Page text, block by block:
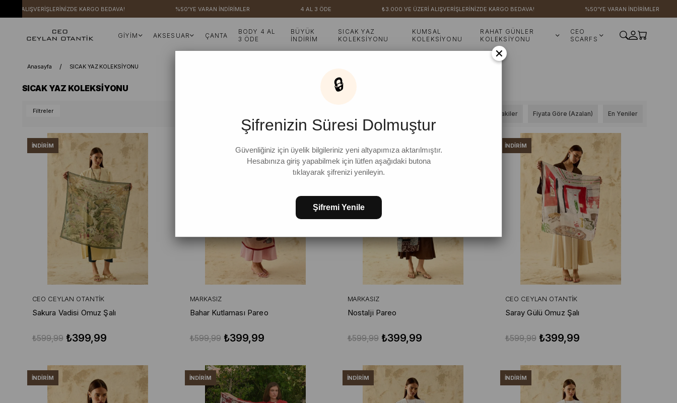
KARGO BEDAVA! %50'YE VARAN İNDİRİMLER 4 AL 3 ÖDE ₺3.000 VE ÜZERİ ALIŞVERİŞLERİNİZDE KARGO BEDAVA! %50'YE VARAN İNDİRİMLER
GİYİM AKSESUAR ÇANTA
BODY 4 AL
3 ÖDE
BÜYÜK
İNDİRİM
SICAK YAZ
KOLEKSİYONU
KUMSAL
KOLEKSİYONU
RAHAT GÜNLER
KOLEKSİYONU
CEO
SCARFS
Anasayfa SICAK YAZ KOLEKSİYONU
SICAK YAZ KOLEKSİYONU
En Yeniler
Fiyata Göre (Azalan)
Stoktakiler
Filtreler
CEO CEYLAN OTANTIK
Sakura Vadisi Omuz Şalı
₺399,99
₺599,99
İNDIRIM
MARKASIZ
Bahar Kutlaması Pareo
₺399,99
₺599,99
MARKASIZ
Nostalji Pareo
₺399,99
₺599,99
İNDIRIM
CEO CEYLAN OTANTIK
Saray Gülü Omuz Şalı
₺399,99
₺599,99
İNDIRIM
İNDIRIM İNDIRIM İNDIRIM İNDIRIM
×
🔒
Şifrenizin Süresi Dolmuştur
Güvenliğiniz için üyelik bilgileriniz yeni altyapımıza aktarılmıştır.
Hesabınıza giriş yapabilmek için lütfen aşağıdaki butona
tıklayarak şifrenizi yenileyin.
Şifremi Yenile